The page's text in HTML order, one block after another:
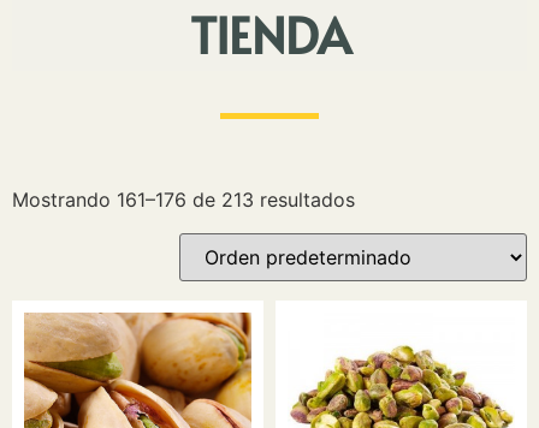
TIENDA
Mostrando 161–176 de 213 resultados